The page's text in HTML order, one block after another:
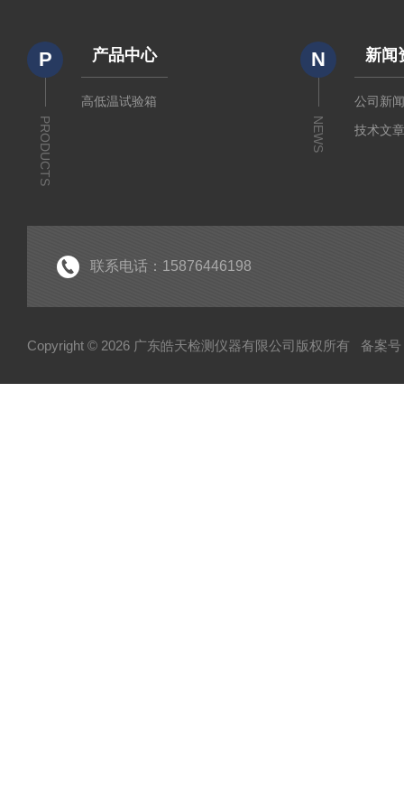
P
PRODUCTS
产品中心
高低温试验箱
N
NEWS
新闻
公司新
技术文
联系电话：15876446198
Copyright © 2026 广东皓天检测仪器有限公司版权所有 备案号